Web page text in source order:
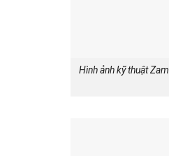
Hình ảnh kỹ thuật